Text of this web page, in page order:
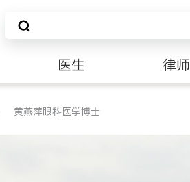
医生 律师
黄燕萍眼科医学博士